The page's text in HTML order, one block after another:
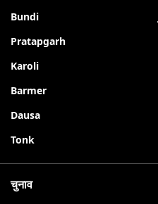
Bundi
Pratapgarh
Karoli
Barmer
Dausa
Tonk
चुनाव